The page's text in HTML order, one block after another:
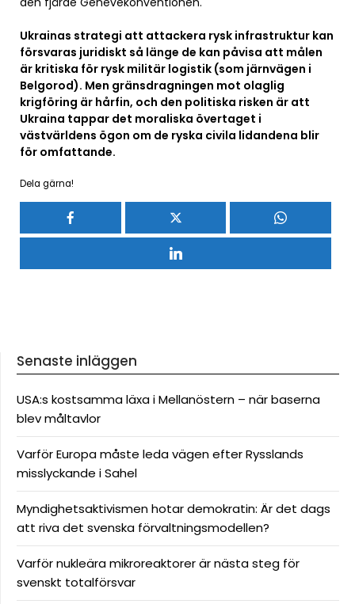
Ukrainas strategi att attackera rysk infrastruktur kan
försvaras juridiskt så länge de kan påvisa att målen
är kritiska för rysk militär logistik (som järnvägen i
Belgorod). Men gränsdragningen mot olaglig
krigföring är hårfin, och den politiska risken är att
Ukraina tappar det moraliska övertaget i
västvärldens ögon om de ryska civila lidandena blir
för omfattande.
Dela gärna!
Senaste inläggen
USA:s kostsamma läxa i Mellanöstern – när baserna
blev måltavlor
Varför Europa måste leda vägen efter Rysslands
misslyckande i Sahel
Myndighetsaktivismen hotar demokratin: Är det dags
att riva det svenska förvaltningsmodellen?
Varför nukleära mikroreaktorer är nästa steg för
svenskt totalförsvar